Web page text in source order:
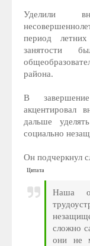
Уделили
период
занятости
района.
В
акцентировал
дальше
социально
Он подчеркнул
Цитата
Наша
сложно
они не